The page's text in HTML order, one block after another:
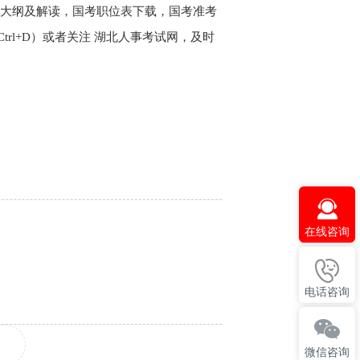
纲及解读，国考职位表下载，国考准考
）或者关注 湖北人事考试网，及时
在线咨询
电话咨询
微信咨询